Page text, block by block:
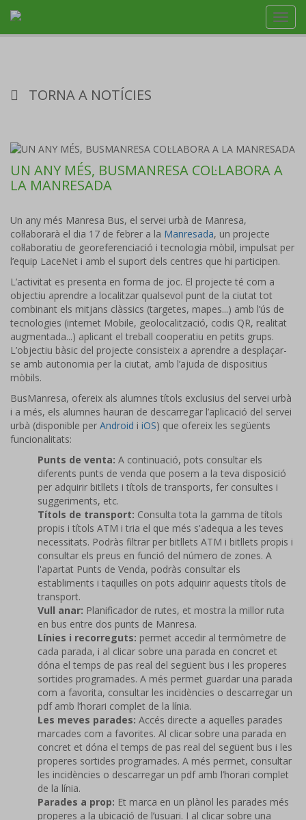
TORNA A NOTÍCIES
UN ANY MÉS, BUSMANRESA COL·LABORA A
LA MANRESADA
Un any més Manresa Bus, el servei urbà de Manresa,
col·laborarà el dia 17 de febrer a la Manresada, un projecte
col·laboratiu de georeferenciació i tecnologia mòbil, impulsat per
l’equip LaceNet i amb el suport dels centres que hi participen.
L’activitat es presenta en forma de joc. El projecte té com a
objectiu aprendre a localitzar qualsevol punt de la ciutat tot
combinant els mitjans clàssics (targetes, mapes...) amb l’ús de
tecnologies (internet Mobile, geolocalització, codis QR, realitat
augmentada...) aplicant el treball cooperatiu en petits grups.
L’objectiu bàsic del projecte consisteix a aprendre a desplaçar-
se amb autonomia per la ciutat, amb l’ajuda de dispositius
mòbils.
BusManresa, ofereix als alumnes títols exclusius del servei urbà
i a més, els alumnes hauran de descarregar l’aplicació del servei
urbà (disponible per Android i iOS) que ofereix les següents
funcionalitats:
Punts de venta: A continuació, pots consultar els
diferents punts de venda que posem a la teva disposició
per adquirir bitllets i títols de transports, fer consultes i
suggeriments, etc.
Títols de transport: Consulta tota la gamma de títols
propis i títols ATM i tria el que més s'adequa a les teves
necessitats. Podràs filtrar per bitllets ATM i bitllets propis i
consultar els preus en funció del número de zones. A
l'apartat Punts de Venda, podràs consultar els
establiments i taquilles on pots adquirir aquests títols de
transport.
Vull anar: Planificador de rutes, et mostra la millor ruta
en bus entre dos punts de Manresa.
Línies i recorreguts: permet accedir al termòmetre de
cada parada, i al clicar sobre una parada en concret et
dóna el temps de pas real del següent bus i les properes
sortides programades. A més permet guardar una parada
com a favorita, consultar les incidències o descarregar un
pdf amb l’horari complet de la línia.
Les meves parades: Accés directe a aquelles parades
marcades com a favorites. Al clicar sobre una parada en
concret et dóna el temps de pas real del següent bus i les
properes sortides programades. A més permet, consultar
les incidències o descarregar un pdf amb l’horari complet
de la línia.
Parades a prop: Et marca en un plànol les parades més
properes a la ubicació de l’usuari. I al clicar sobre una